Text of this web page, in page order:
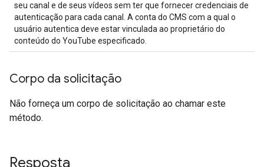
seu canal e de seus vídeos sem ter que fornecer credenciais de
autenticação para cada canal. A conta do CMS com a qual o
usuário autentica deve estar vinculada ao proprietário do
conteúdo do YouTube especificado.
Corpo da solicitação
Não forneça um corpo de solicitação ao chamar este
método.
Resposta